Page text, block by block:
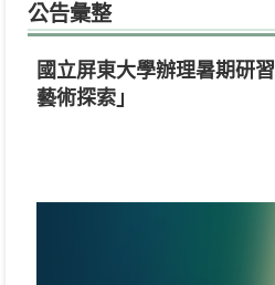
公告彙整
國立屏東大學辦理暑期研
藝術探索」